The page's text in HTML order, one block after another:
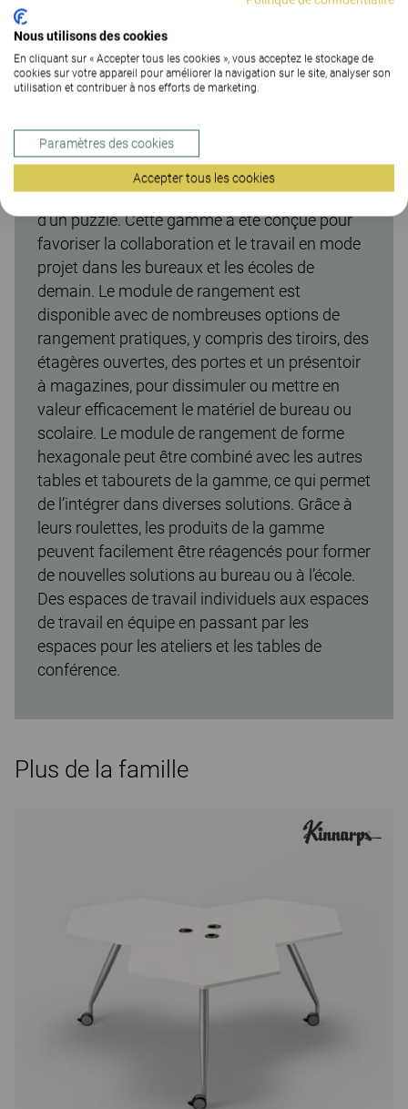
Le module de rangement TRIXAGON fait partie
d’une gamme de meubles astucieux de forme
hexagonale qui s’assemblent telles les pièces
d’un puzzle. Cette gamme a été conçue pour
favoriser la collaboration et le travail en mode
projet dans les bureaux et les écoles de
demain. Le module de rangement est
disponible avec de nombreuses options de
rangement pratiques, y compris des tiroirs, des
étagères ouvertes, des portes et un présentoir
à magazines, pour dissimuler ou mettre en
valeur efficacement le matériel de bureau ou
scolaire. Le module de rangement de forme
hexagonale peut être combiné avec les autres
tables et tabourets de la gamme, ce qui permet
de l’intégrer dans diverses solutions. Grâce à
leurs roulettes, les produits de la gamme
peuvent facilement être réagencés pour former
de nouvelles solutions au bureau ou à l’école.
Des espaces de travail individuels aux espaces
de travail en équipe en passant par les
espaces pour les ateliers et les tables de
conférence.
Plus de la famille
Nous utilisons des cookies
En cliquant sur « Accepter tous les cookies », vous acceptez le stockage de
cookies sur votre appareil pour améliorer la navigation sur le site, analyser son
utilisation et contribuer à nos efforts de marketing.
Paramètres des cookies
Accepter tous les cookies